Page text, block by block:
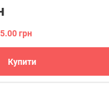
грн
Купити